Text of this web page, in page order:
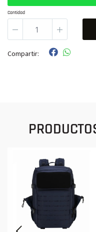
Cantidad
Compartir: